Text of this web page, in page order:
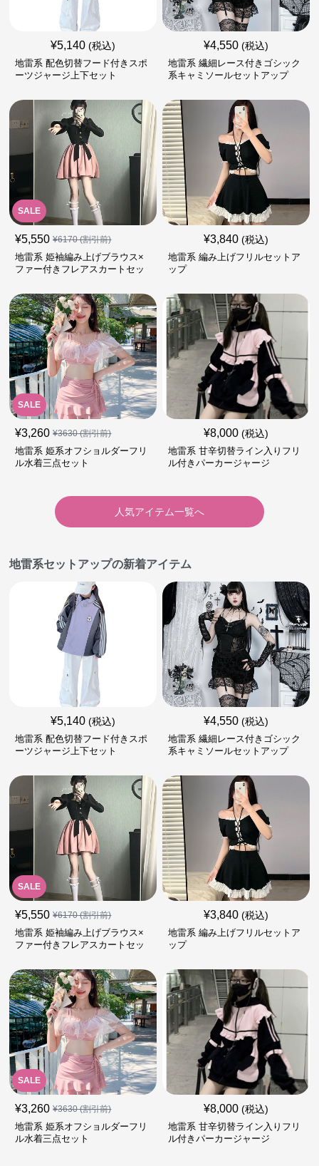
¥5,140 (税込)
地雷系 配色切替フード付きスポ
ーツジャージ上下セット
¥4,550 (税込)
地雷系 繊細レース付きゴシック
系キャミソールセットアップ
SALE
¥5,550 ¥6170(割引前)
地雷系 姫袖編み上げブラウス×
ファー付きフレアスカートセッ
¥3,840 (税込)
地雷系 編み上げフリルセットア
ップ
SALE
¥3,260 ¥3630(割引前)
地雷系 姫系オフショルダーフリ
ル水着三点セット
¥8,000 (税込)
地雷系 甘辛切替ライン入りフリ
ル付きパーカージャージ
人気アイテム一覧へ
地雷系セットアップの新着アイテム
¥5,140 (税込)
地雷系 配色切替フード付きスポ
ーツジャージ上下セット
¥4,550 (税込)
地雷系 繊細レース付きゴシック
系キャミソールセットアップ
SALE
¥5,550 ¥6170(割引前)
地雷系 姫袖編み上げブラウス×
ファー付きフレアスカートセッ
¥3,840 (税込)
地雷系 編み上げフリルセットア
ップ
SALE
¥3,260 ¥3630(割引前)
地雷系 姫系オフショルダーフリ
ル水着三点セット
¥8,000 (税込)
地雷系 甘辛切替ライン入りフリ
ル付きパーカージャージ